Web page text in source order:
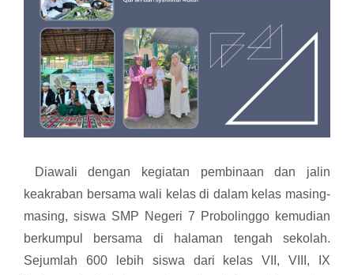
Diawali dengan kegiatan pembinaan dan jalin
keakraban bersama wali kelas di dalam kelas masing-
masing, siswa SMP Negeri 7 Probolinggo kemudian
berkumpul bersama di halaman tengah sekolah.
Sejumlah 600 lebih siswa dari kelas VII, VIII, IX